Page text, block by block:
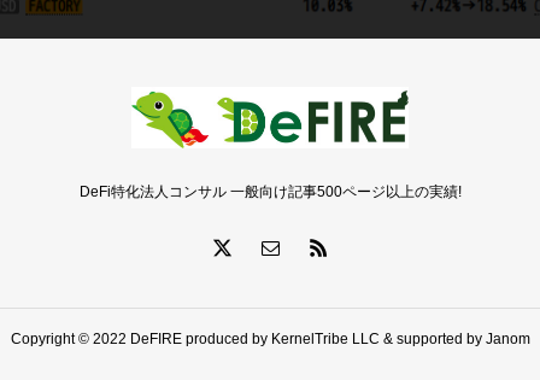
DeFi特化法人コンサル 一般向け記事500ページ以上の実績!
Copyright © 2022 DeFIRE produced by KernelTribe LLC & supported by Janom